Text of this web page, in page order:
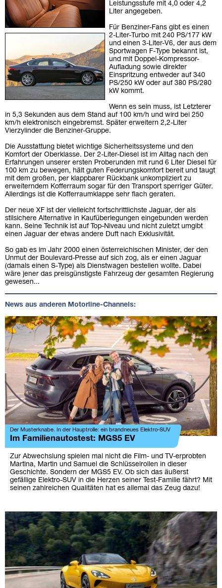
Leistungsstufe mit 4,0 oder 4,2
Liter angegeben.
Für Benziner-Fans gibt es einen
2-Liter-Turbo mit 240 PS/177 kW
und einen 3-Liter-V6, der aus dem
Sportwagen F-Type bekannt ist,
und mit Doppel-Kompressor-
Aufladung sowie direkter
Einspritzung entweder auf 340
PS/250 kW oder auf 380 PS/280
kW kommt.
Wenn es sein muss, ist Letzterer
in 5,3 Sekunden aus dem Stand auf 100 km/h und wird bei 250
km/h elektronisch eingebremst. Später erweitern 2,2-Liter
Vierzylinder die Benziner-Gruppe.
Die Ausstattung bietet wichtige Sicherheitssysteme und den
Komfort der Oberklasse. Der 2-Liter-Diesel ist im Alltag nach den
Erfahrungen unserer ersten Proberunden mit rund 6 Liter Diesel für
100 km zu bewegen, hält guten Federungskomfort bereit und taugt
mit dem großen, per klappbarer Rückbank unkompliziert zu
erweiterndem Kofferraum sogar für den Transport sperriger Güter.
Allerdings ist die Kofferraumklappe sehr flach geraten.
Der neue XF ist der vielleicht fortschrittlichste Jaguar, der als
stilsichere Alternative in Kaufüberlegungen eingebunden werden
kann. Seine Technik ist auf Top-Niveau und nicht zuletzt umgibt
einen Jaguar der etwas andere Duft nach Exklusivität.
So gab es im Jahr 2000 einen österreichischen Minister, der den
Unmut der Boulevard-Presse auf sich zog, als er einen Jaguar
(damals einen S-Type) als Dienstwagen bestellen wollte. Dabei
wäre jener das preisgünstigste Fahrzeug der gesamten Regierung
gewesen...
News aus anderen Motorline-Channels:
Der Musterknabe. In der Hauptrolle: ein brandneues Elektro-SUV
Im Familienautostest: MGS5 EV
Zur Abwechslung spielen mal nicht die Film- und TV-erprobten
Martina, Martin und Samuel die Schlüsselrollen in dieser
Geschichte. Sondern der MGS5 EV. Ob sich das äußerst
gefällige Elektro-SUV in die Herzen seiner Test-Familie fährt? Mit
seinen zahlreichen Qualitäten hat es allemal das Zeug dazu!